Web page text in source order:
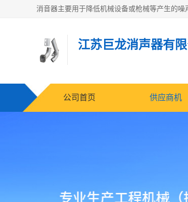
江苏巨龙消声器有
公司首页 供应商机